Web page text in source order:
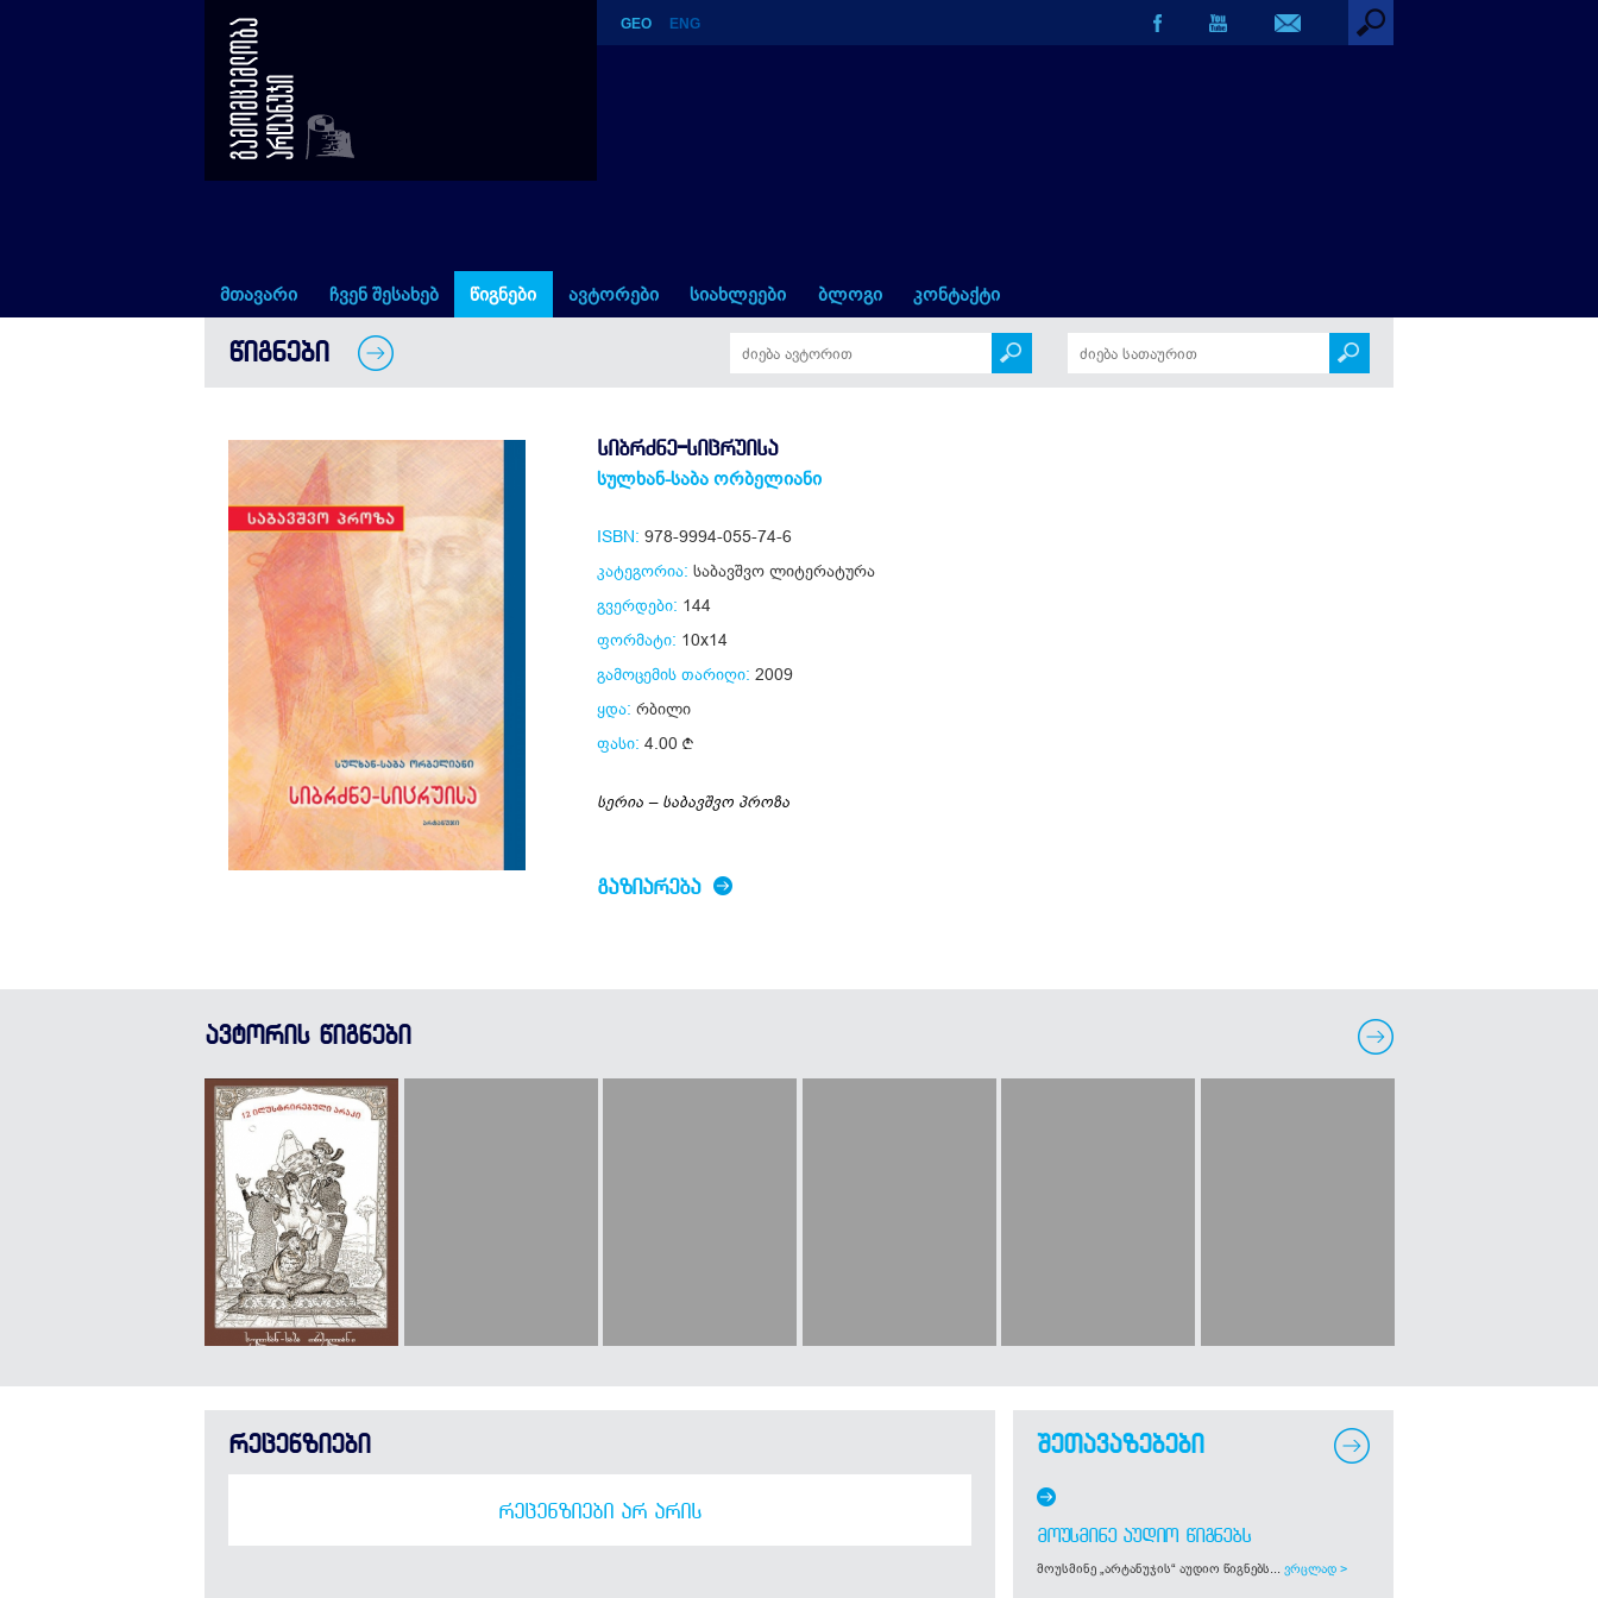
სიბრძნე-სიცრუისა
GEO ENG
მთავარი ჩვენ შესახებ წიგნები ავტორები სიახლეები ბლოგი კონტაქტი
ᲬᲘᲒᲜᲔᲑᲘ
ᲡᲘᲑᲠᲫᲜᲔ-ᲡᲘᲪᲠᲣᲘᲡᲐ
სულხან-საბა ორბელიანი
ISBN: 978-9994-055-74-6
კატეგორია: საბავშვო ლიტერატურა
გვერდები: 144
ფორმატი: 10x14
გამოცემის თარიღი: 2009
ყდა: რბილი
ფასი: 4.00
სერია – საბავშვო პროზა
ᲒᲐᲖᲘᲐᲠᲔᲑᲐ
ავტორის წიგნები
რეცენზიები
ᲠᲔᲪᲔᲜᲖᲘᲔᲑᲘ ᲐᲠ ᲐᲠᲘᲡ
შეთავაზებები
ᲛᲝᲣᲡᲛᲘᲜᲔ ᲐᲣᲓᲘᲝ ᲬᲘᲒᲜᲔᲑᲡ
მოუსმინე „არტანუჯის“ აუდიო წიგნებს... ვრცლად >